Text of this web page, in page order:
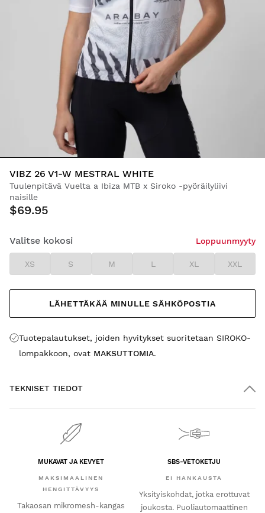
VIBZ 26 V1-W MESTRAL WHITE
Tuulenpitävä Vuelta a Ibiza MTB x Siroko -pyöräilyliivi
naisille
$69.95
Valitse kokosi Loppuunmyyty
XS S M L XL XXL
LÄHETTÄKÄÄ MINULLE SÄHKÖPOSTIA
Tuotepalautukset, joiden hyvitykset suoritetaan SIROKO-
lompakkoon, ovat MAKSUTTOMIA.
TEKNISET TIEDOT
MUKAVAT JA KEVYET
MAKSIMAALINEN
HENGITTÄVYYS
Takaosan mikromesh-kangas
SBS-VETOKETJU
EI HANKAUSTA
Yksityiskohdat, jotka erottuvat
joukosta. Puoliautomaattinen